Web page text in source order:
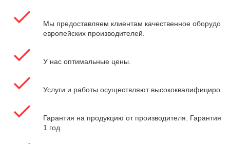
Мы предоставляем клиентам качественное
европейских производителей.
У нас оптимальные цены.
Услуги и работы осуществляют
Гарантия на продукцию от производителя. Гарантия
1 год.